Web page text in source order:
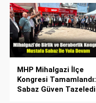
MHP Mihalgazi İlçe
Kongresi Tamamlandı:
Sabaz Güven Tazeledi